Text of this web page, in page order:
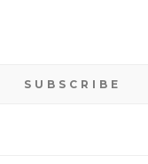
SUBSCRIBE